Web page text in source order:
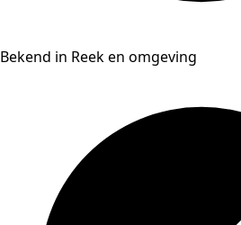
Bekend in Reek en omgeving